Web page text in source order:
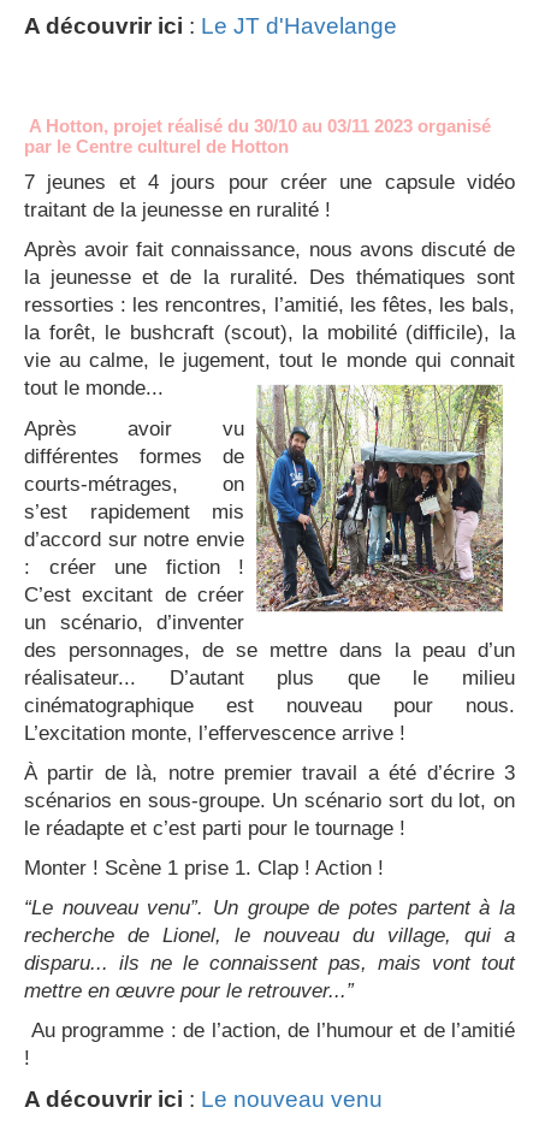
A découvrir ici : Le JT d'Havelange
A Hotton, projet réalisé du 30/10 au 03/11 2023 organisé
par le Centre culturel de Hotton
7 jeunes et 4 jours pour créer une capsule vidéo
traitant de la jeunesse en ruralité !
Après avoir fait connaissance, nous avons discuté de
la jeunesse et de la ruralité. Des thématiques sont
ressorties : les rencontres, l’amitié, les fêtes, les bals,
la forêt, le bushcraft (scout), la mobilité (difficile), la
vie au calme, le jugement, tout le monde qui connait
tout le monde...
Après avoir vu
différentes formes de
courts-métrages, on
s’est rapidement mis
d’accord sur notre envie
: créer une fiction !
C’est excitant de créer
un scénario, d’inventer
des personnages, de se mettre dans la peau d’un
réalisateur... D’autant plus que le milieu
cinématographique est nouveau pour nous.
L’excitation monte, l’effervescence arrive !
À partir de là, notre premier travail a été d’écrire 3
scénarios en sous-groupe. Un scénario sort du lot, on
le réadapte et c’est parti pour le tournage !
Monter ! Scène 1 prise 1. Clap ! Action !
“Le nouveau venu”. Un groupe de potes partent à la
recherche de Lionel, le nouveau du village, qui a
disparu... ils ne le connaissent pas, mais vont tout
mettre en œuvre pour le retrouver...”
Au programme : de l’action, de l’humour et de l’amitié
!
A découvrir ici : Le nouveau venu